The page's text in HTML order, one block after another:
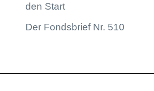
den Start
Der Fondsbrief Nr. 510